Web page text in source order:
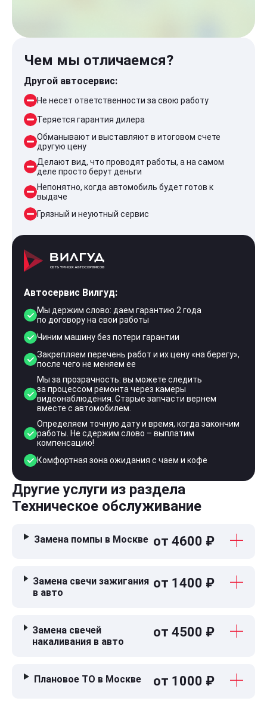
Чем мы отличаемся?
Другой автосервис:
Не несет ответственности за свою работу
Теряется гарантия дилера
Обманывают и выставляют в итоговом счете
другую цену
Делают вид, что проводят работы, а на самом
деле просто берут деньги
Непонятно, когда автомобиль будет готов к
выдаче
Грязный и неуютный сервис
Автосервис Вилгуд:
Мы держим слово: даем гарантию 2 года
по договору на свои работы
Чиним машину без потери гарантии
Закрепляем перечень работ и их цену «на берегу»,
после чего не меняем ее
Мы за прозрачность: вы можете следить
за процессом ремонта через камеры
видеонаблюдения. Старые запчасти вернем
вместе с автомобилем.
Определяем точную дату и время, когда закончим
работы. Не сдержим слово – выплатим
компенсацию!
Комфортная зона ожидания с чаем и кофе
Другие услуги из раздела
Техническое обслуживание
Замена помпы в Москве от 4600 ₽
Замена свечи зажигания
в авто
от 1400 ₽
Замена свечей
накаливания в авто
от 4500 ₽
Плановое ТО в Москве от 1000 ₽